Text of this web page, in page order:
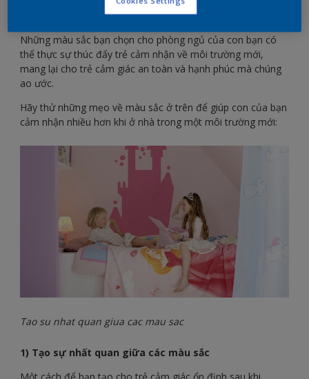
việc chuyển nhà là bất kỳ điều gì trừ những điều trên".
Những màu sắc bạn chọn cho phòng ngủ của con bạn có
thể thực sự thúc đẩy trẻ cảm nhận về môi trường mới,
mang lại cho trẻ cảm giác an toàn và hạnh phúc mà chúng
ao ước.
Hãy thử những mẹo về màu sắc ở trên để giúp con của bạn
cảm nhận nhiều hơn khi ở nhà trong một môi trường mới:
Tao su nhat quan giua cac mau sac
1) Tạo sự nhất quan giữa các màu sắc